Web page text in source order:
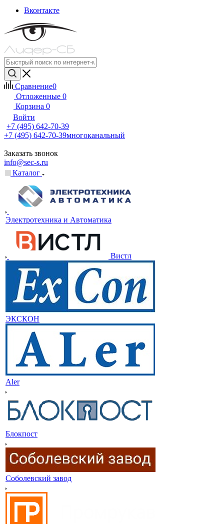
Вконтакте
Сравнение0
Отложенные 0
Корзина 0
Войти
+7 (495) 642-70-39
+7 (495) 642-70-39многоканальный
Заказать звонок
info@sec-s.ru
Каталог
Электротехника и Автоматика
Вистл
ЭКСКОН
Aler
Блокпост
Соболевский завод